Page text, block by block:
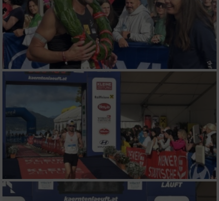
Nicht-IAB-Verarbeitungszwecke:
Notwendig
Performance